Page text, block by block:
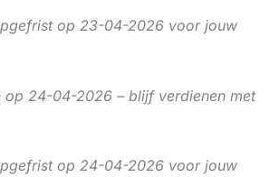
op 23-04-2026 voor jouw
op 24-04-2026 – blijf verdienen met
op 24-04-2026 voor jouw